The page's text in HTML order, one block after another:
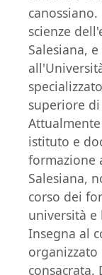
scienze
Salesiana,
superiore
istituto e
formazione
Salesiana,
corso dei
università e
Insegna al
consacrata.